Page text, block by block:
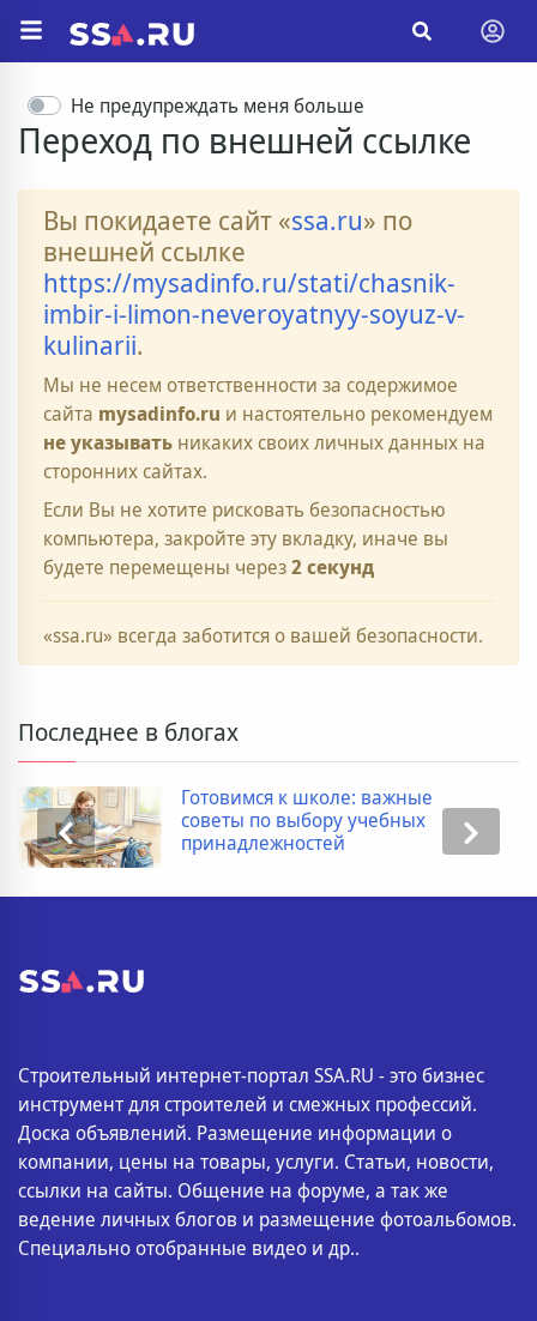
Переход по внешней ссылке
Не предупреждать меня больше
Вы покидаете сайт «ssa.ru» по
внешней ссылке
https://mysadinfo.ru/stati/chasnik-
imbir-i-limon-neveroyatnyy-soyuz-v-
kulinarii.
Мы не несем ответственности за содержимое
сайта mysadinfo.ru и настоятельно рекомендуем
не указывать никаких своих личных данных на
сторонних сайтах.
Если Вы не хотите рисковать безопасностью
компьютера, закройте эту вкладку, иначе вы
будете перемещены через2секунд
«ssa.ru» всегда заботится о вашей безопасности.
Последнее в блогах
Готовимся к школе: важные
советы по выбору учебных
принадлежностей
Строительный интернет-портал SSA.RU - это бизнес
инструмент для строителей и смежных профессий.
Доска объявлений. Размещение информации о
компании, цены на товары, услуги. Статьи, новости,
ссылки на сайты. Общение на форуме, а так же
ведение личных блогов и размещение фотоальбомов.
Специально отобранные видео и др..